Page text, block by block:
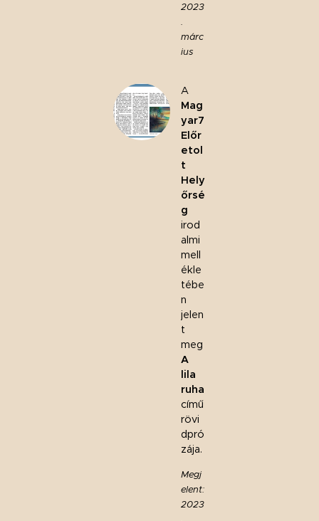
2023
.
márc
ius
A
Mag
yar7
Előr
etol
t
Hely
őrsé
g
irod
almi
mell
ékle
tébe
n
jelen
t
meg
A
lila
ruha
című
rövi
dpró
zája.
Megj
elent:
2023